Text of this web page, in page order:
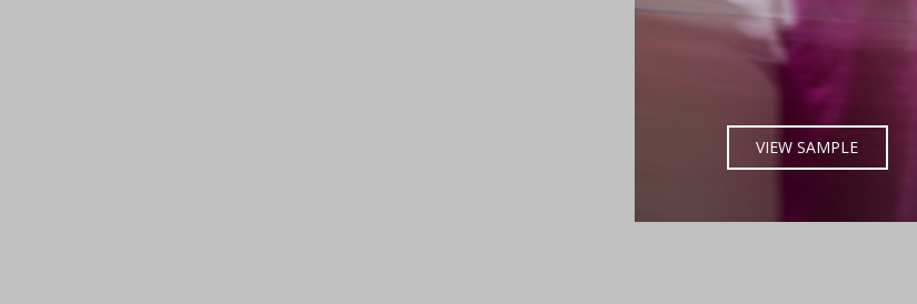
VIEW SAMPLE